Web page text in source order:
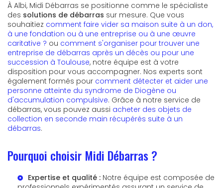
À Albi, Midi Débarras se positionne comme le spécialiste
des solutions de débarras sur mesure. Que vous
souhaitiez comment faire vider sa maison suite à un don,
à une fondation ou à une entreprise ou à une œuvre
caritative ? ou comment s'organiser pour trouver une
entreprise de débarras après un décès ou pour une
succession à Toulouse, notre équipe est à votre
disposition pour vous accompagner. Nos experts sont
également formés pour comment détecter et aider une
personne atteinte du syndrome de Diogène ou
d'accumulation compulsive. Grâce à notre service de
débarras, vous pouvez aussi acheter des objets de
collection en seconde main récupérés suite à un
débarras.
Pourquoi choisir Midi Débarras ?
Expertise et qualité : Notre équipe est composée de